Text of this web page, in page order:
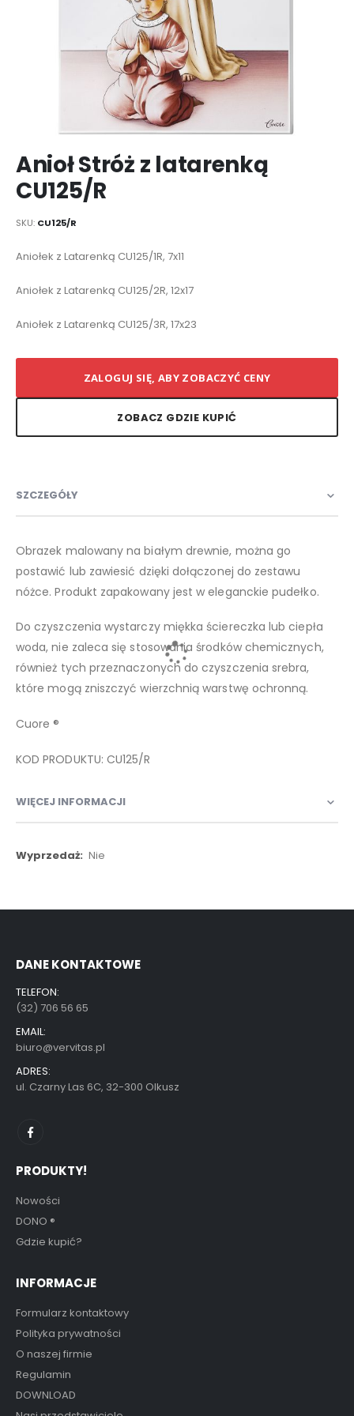
na
początek
galerii
Anioł Stróż z latarenką
CU125/R
SKU CU125/R
Elementy
grupowanych
Aniołek z Latarenką CU125/1R, 7x11
Aniołek z Latarenką CU125/2R, 12x17
Aniołek z Latarenką CU125/3R, 17x23
ZALOGUJ SIĘ, ABY ZOBACZYĆ CENY
ZOBACZ GDZIE KUPIĆ
SZCZEGÓŁY
Obrazek malowany na białym drewnie, można go
postawić lub zawiesić dzięki dołączonej do zestawu
nóżce. Produkt zapakowany jest w eleganckie pudełko.
Do czyszczenia wystarczy miękka ściereczka lub ciepła
woda, nie zaleca się stosowania środków chemicznych,
również tych przeznaczonych do czyszczenia srebra,
które mogą zniszczyć wierzchnią warstwę ochronną.
Cuore ®
KOD PRODUKTU: CU125/R
WIĘCEJ INFORMACJI
Więcej
Nie
DANE KONTAKTOWE
TELEFON:
(32) 706 56 65
EMAIL:
biuro@vervitas.pl
ADRES:
ul. Czarny Las 6C, 32-300 Olkusz
PRODUKTY!
Nowości
DONO ®
Gdzie kupić?
INFORMACJE
Formularz kontaktowy
Polityka prywatności
O naszej firmie
Regulamin
DOWNLOAD